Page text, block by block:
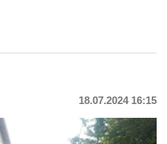
18.07.2024 16:15